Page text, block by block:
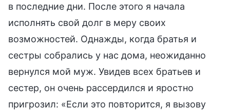
в последние дни. После этого я начала
исполнять свой долг в меру своих
возможностей. Однажды, когда братья и
сестры собрались у нас дома, неожиданно
вернулся мой муж. Увидев всех братьев и
сестер, он очень рассердился и яростно
пригрозил: «Если это повторится, я вызову